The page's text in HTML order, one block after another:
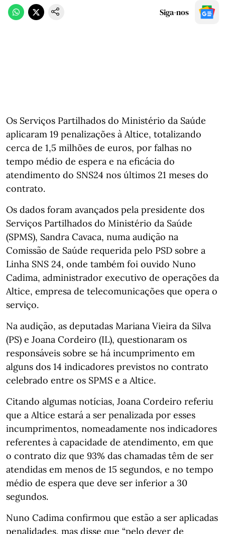
Siga-nos
Os Serviços Partilhados do Ministério da Saúde
aplicaram 19 penalizações à Altice, totalizando
cerca de 1,5 milhões de euros, por falhas no
tempo médio de espera e na eficácia do
atendimento do SNS24 nos últimos 21 meses do
contrato.
Os dados foram avançados pela presidente dos
Serviços Partilhados do Ministério da Saúde
(SPMS), Sandra Cavaca, numa audição na
Comissão de Saúde requerida pelo PSD sobre a
Linha SNS 24, onde também foi ouvido Nuno
Cadima, administrador executivo de operações da
Altice, empresa de telecomunicações que opera o
serviço.
Na audição, as deputadas Mariana Vieira da Silva
(PS) e Joana Cordeiro (IL), questionaram os
responsáveis sobre se há incumprimento em
alguns dos 14 indicadores previstos no contrato
celebrado entre os SPMS e a Altice.
Citando algumas notícias, Joana Cordeiro referiu
que a Altice estará a ser penalizada por esses
incumprimentos, nomeadamente nos indicadores
referentes à capacidade de atendimento, em que
o contrato diz que 93% das chamadas têm de ser
atendidas em menos de 15 segundos, e no tempo
médio de espera que deve ser inferior a 30
segundos.
Nuno Cadima confirmou que estão a ser aplicadas
penalidades, mas disse que “pelo dever de